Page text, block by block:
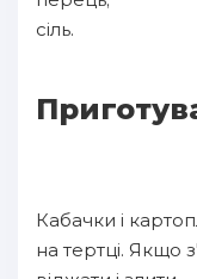
сіль.
Кабачки і
на тертці. Якщо